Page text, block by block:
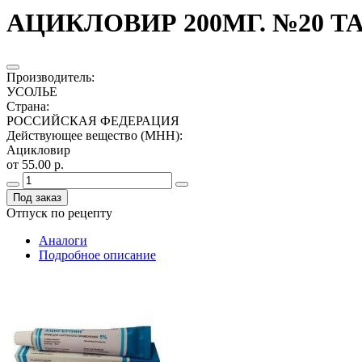
АЦИКЛОВИР 200МГ. №20
Производитель:
УСОЛЬЕ
Страна:
РОССИЙСКАЯ ФЕДЕРАЦИЯ
Действующее вещество (МНН):
Ацикловир
от 55.00 р.
Под заказ
Отпуск по рецепту
Аналоги
Подробное описание